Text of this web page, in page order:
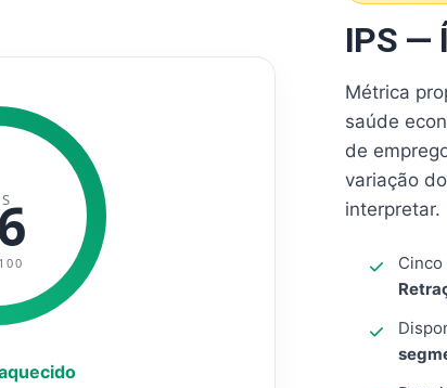
IPS —
Métrica
saúde
de
variação
interpretar.